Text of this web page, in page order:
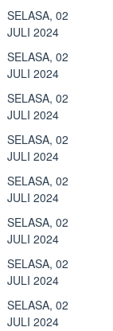
SELASA, 02
JULI 2024
SELASA, 02
JULI 2024
SELASA, 02
JULI 2024
SELASA, 02
JULI 2024
SELASA, 02
JULI 2024
SELASA, 02
JULI 2024
SELASA, 02
JULI 2024
SELASA, 02
JULI 2024